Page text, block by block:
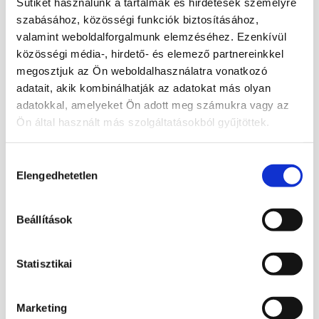
szabásához, közösségi funkciók biztosításához,
valamint weboldalforgalmunk elemzéséhez. Ezenkívül
közösségi média-, hirdető- és elemező partnereinkkel
megosztjuk az Ön weboldalhasználatra vonatkozó
adatait, akik kombinálhatják az adatokat más olyan
adatokkal, amelyeket Ön adott meg számukra vagy az
Ön által használt más szolgáltatásokból gyűjtöttek.
kiválasztása
Elengedhetetlen
Beállítások
Statisztikai
Marketing
kiegészítője lehet otthonodnak, hanem
spirituális jelentést is hordoz.
A részletgazdag kidolgozású bronz szobor
elegáns dísze lehet nappalinak,
dolgozószobának vagy akár irodának.
Ajándékként is nagyszerű választás azoknak,
akik szeretik a különleges, kézműves
Főbb jellemzők:
Eredeti, Baliról származó bronz szobor
Részletgazdag, aprólékos kidolgozás
Ideális ajándék különleges alkalmakra